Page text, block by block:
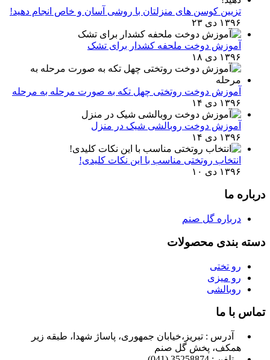
تزیین کوسن های منزلتان با روشی آسان و خاص انجام دهید!
۱۳۹۶ دی ۲۳
آموزش دوخت ملحفه کشدار برای تشک
۱۳۹۶ دی ۱۸
آموزش دوخت روتختی چهل تکه به صورت مرحله به مرحله
۱۳۹۶ دی ۱۴
آموزش دوخت روبالشی شیک در منزل
۱۳۹۶ دی ۱۴
انتخاب روتختی مناسب با این نکات کلیدی!
۱۳۹۶ دی ۱۰
درباره ما
درباره گل صنم
دسته بندی محصولات
رو تختی
رو میزی
روبالشی
تماس با ما
آدرس : تبریز،خیابان جمهوری، پاساژ شهدا، طبقه زیر
همکف، پخش گل صنم